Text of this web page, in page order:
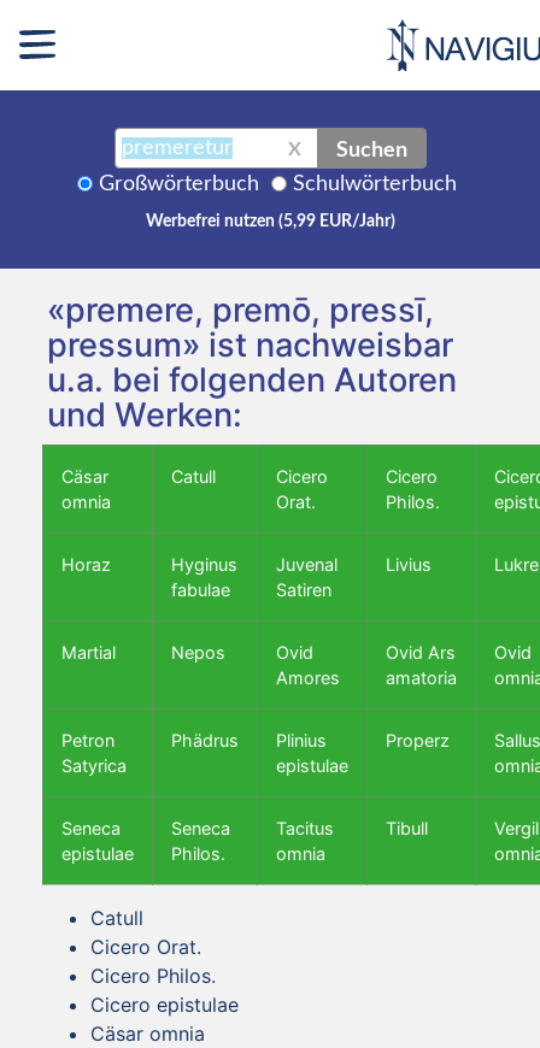
X Suchen
Großwörterbuch Schulwörterbuch
Werbefrei nutzen (5,99 EUR/Jahr)
«premere, premō, pressī,
pressum» ist nachweisbar
u.a. bei folgenden Autoren
und Werken:
Cäsar
omnia
Catull
Cicero
Orat.
Cicero
Philos.
Horaz
Hyginus
fabulae
Juvenal
Satiren
Livius
Martial Nepos
Ovid
Amores
Ovid Ars
amatoria
Ovid
Petron
Satyrica
Phädrus
Plinius
epistulae
Properz
Seneca
epistulae
Seneca
Philos.
Tacitus
omnia
Tibull
Vergil
Catull
Cicero Orat.
Cicero Philos.
Cicero epistulae
Cäsar omnia